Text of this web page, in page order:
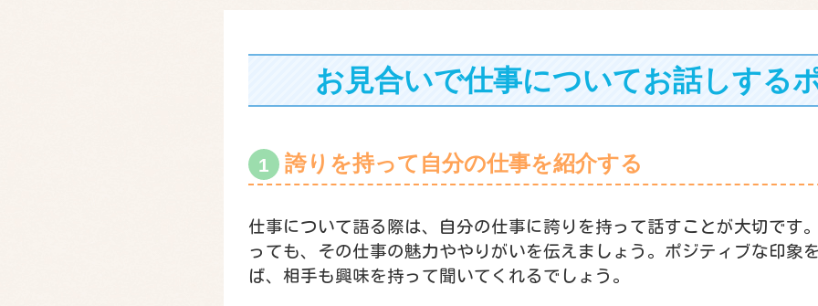
お見合いで仕事についてお話しする
誇りを持って自分の仕事を紹介する
仕事について語る際は、自分の仕事に誇りを持って話すことが大切です
っても、その仕事の魅力ややりがいを伝えましょう。ポジティブな印象
ば、相手も興味を持って聞いてくれるでしょう。